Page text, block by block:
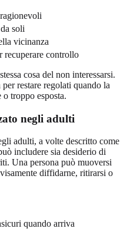
soli
vicinanza
controllo
cosa del non interessarsi.
per restare regolati quando la
troppo esposta.
negli adulti
adulti, a volte descritto come
includere sia desiderio di
Una persona può muoversi
diffidarne, ritirarsi o
quando arriva